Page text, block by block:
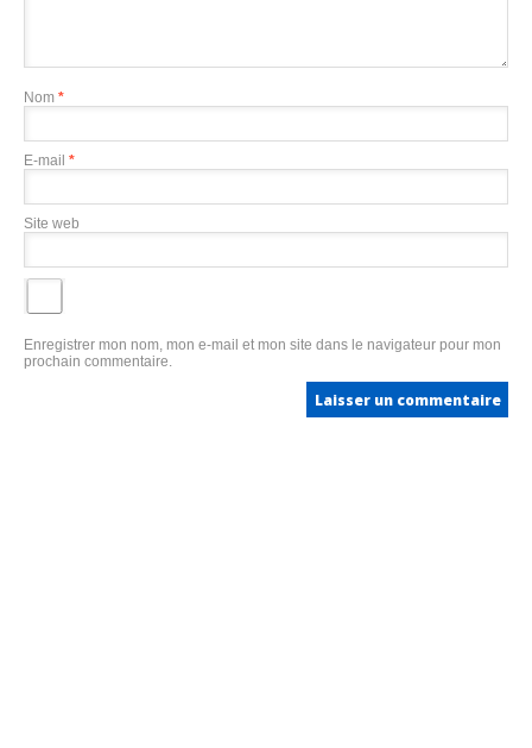
Nom *
E-mail *
Site web
Enregistrer mon nom, mon e-mail et mon site dans le navigateur pour mon
prochain commentaire.